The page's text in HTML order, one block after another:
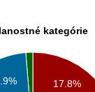
kategórie
17.8%